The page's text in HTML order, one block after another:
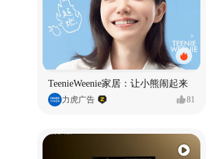
TeenieWeenie家居：让小熊闹起来
力虎广告 81